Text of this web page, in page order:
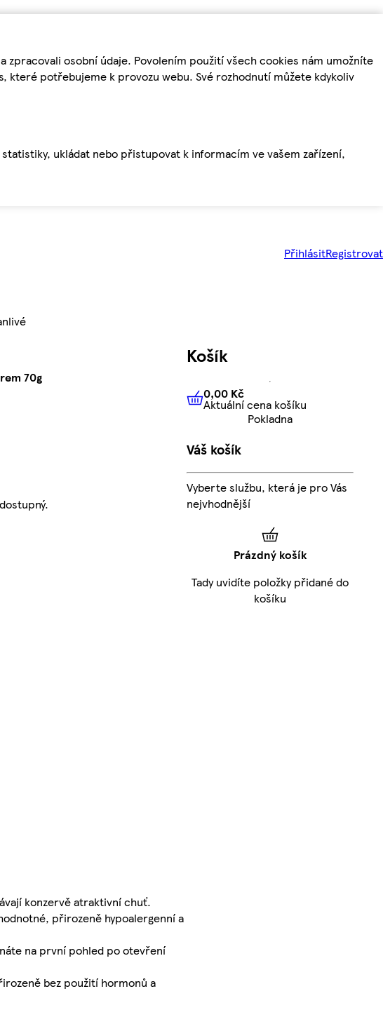
zpracovali osobní údaje. Povolením použití všech cookies nám umožníte
které potřebujeme k provozu webu. Své rozhodnutí můžete kdykoliv
ukládat nebo přistupovat k informacím ve vašem zařízení,
PřihlásitRegistrovat
70g
konzervě atraktivní chuť.
přirozeně hypoalergenní a
na první pohled po otevření
bez použití hormonů a
Košík
0,00 KčAktuální cena košíku
0,00 Kč
Aktuální cena košíku
Pokladna
Váš košík
Vyberte službu, která je pro Vás
nejvhodnější
Prázdný košík
Tady uvidíte položky přidané do
košíku